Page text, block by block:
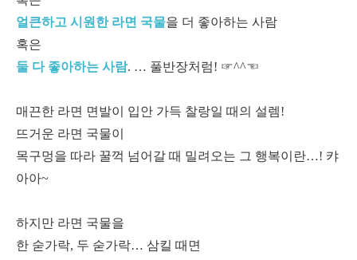
얼큰하고 시원한 라면 국물을 더 좋아하는 사람
혹은
둘 다 좋아하는 사람. … 풀반장처럼! ☞^^☜
매끈한 라면 면발이 입안 가득 찰랑일 때의 설렘!
뜨거운 라면 국물이
목구멍을 따라 꿀꺽 넘어갈 때 밀려오는 그 행복이란…! 캬
아아~
하지만 라면 국물을
한 숟가락, 두 숟가락… 삼킬 때면